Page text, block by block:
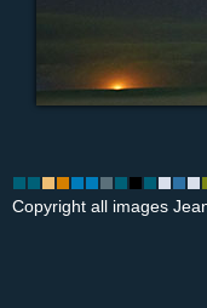
Copyright all images